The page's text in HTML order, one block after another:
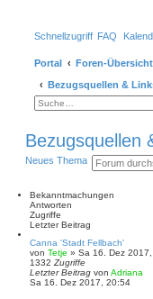
Schnellzugriff FAQ
Portal Foren-Übersicht
Bezugsquellen &
Bezugsquellen
Neues Thema S
u
h
E
r
e
t
e
u
c
Bekanntmachungen
Antworten
Zugriffe
Letzter Beitrag
Canna 'Stadt Fellbach'
von Tetje » Sa 16. Dez
1332 Zugriffe
Letzter Beitrag von Adriana
Sa 16. Dez 2017, 20:54